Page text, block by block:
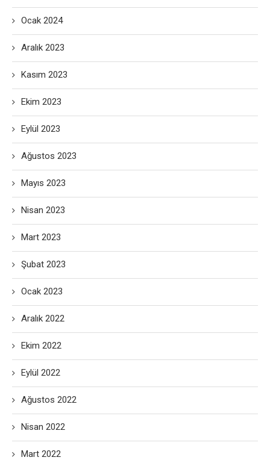
Ocak 2024
Aralık 2023
Kasım 2023
Ekim 2023
Eylül 2023
Ağustos 2023
Mayıs 2023
Nisan 2023
Mart 2023
Şubat 2023
Ocak 2023
Aralık 2022
Ekim 2022
Eylül 2022
Ağustos 2022
Nisan 2022
Mart 2022